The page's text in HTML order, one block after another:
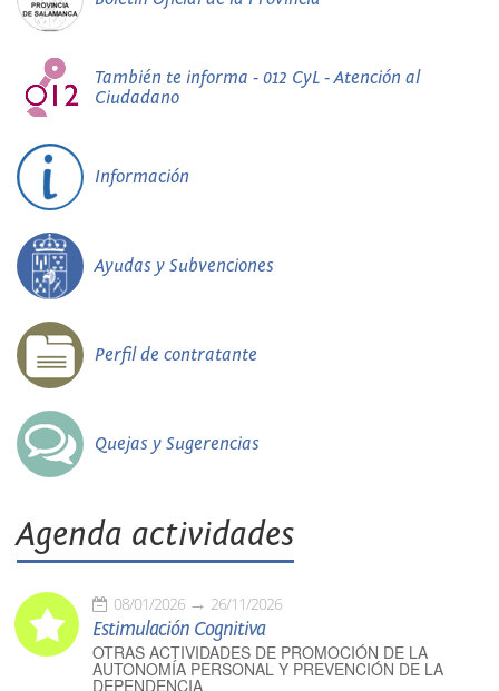
También te informa - 012 CyL - Atención al
Ciudadano
Información
Ayudas y Subvenciones
Perfil de contratante
Quejas y Sugerencias
Agenda actividades
08/01/2026 26/11/2026
Estimulación Cognitiva
OTRAS ACTIVIDADES DE PROMOCIÓN DE LA
AUTONOMÍA PERSONAL Y PREVENCIÓN DE LA
DEPENDENCIA